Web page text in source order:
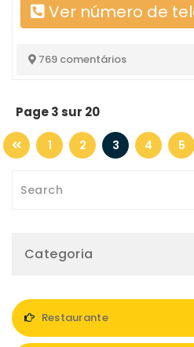
Ver número de
769 comentários
Page 3 sur 20
1 2 3 4 5
Categoria
Restaurante